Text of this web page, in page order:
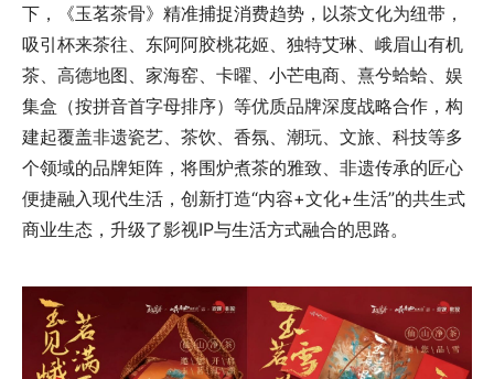
下，《玉茗茶骨》精准捕捉消费趋势，以茶文化为纽带，
吸引杯来茶往、东阿阿胶桃花姬、独特艾琳、峨眉山有机
茶、高德地图、家海窑、卡曜、小芒电商、熹兮蛤蛤、娱
集盒（按拼音首字母排序）等优质品牌深度战略合作，构
建起覆盖非遗瓷艺、茶饮、香氛、潮玩、文旅、科技等多
个领域的品牌矩阵，将围炉煮茶的雅致、非遗传承的匠心
便捷融入现代生活，创新打造“内容+文化+生活”的共生式
商业生态，升级了影视IP与生活方式融合的思路。